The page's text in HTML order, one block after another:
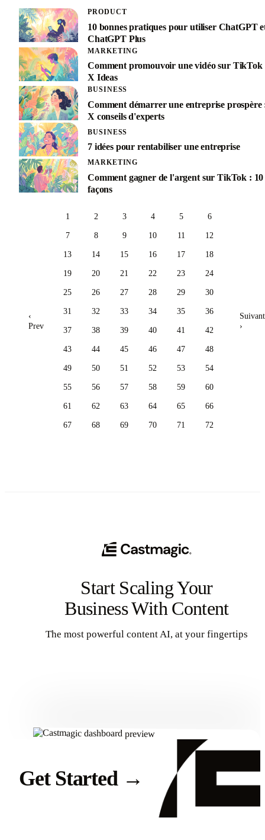
PRODUCT
10 bonnes pratiques pour utiliser ChatGPT
ChatGPT Plus
MARKETING
Comment promouvoir une vidéo sur TikTok
X Ideas
BUSINESS
Comment démarrer une entreprise prospère
X conseils d'experts
BUSINESS
7 idées pour rentabiliser une entreprise
MARKETING
Comment gagner de l'argent sur TikTok : 10
façons
‹
Prev
1 2 3 4 5 6
7 8 9 10 11 12
13 14 15 16 17 18
19 20 21 22 23 24
25 26 27 28 29 30
31 32 33 34 35 36
37 38 39 40 41 42
43 44 45 46 47 48
49 50 51 52 53 54
55 56 57 58 59 60
61 62 63 64 65 66
67 68 69 70 71 72
Suivant
›
Start Scaling Your
Business With Content
The most powerful content AI, at your fingertips
Get Started →